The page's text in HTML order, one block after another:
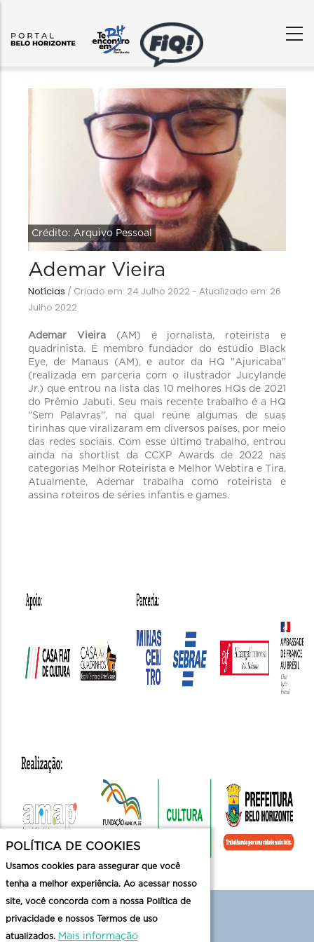
Crédito: Arquivo Pessoal
Ademar Vieira
Notícias / Criado em: 24 Julho 2022 - Atualizado em: 26
Julho 2022
Ademar Vieira(AM) é jornalista, roteirista e
quadrinista. É membro fundador do estúdio Black
Eye, de Manaus (AM), e autor da HQ "Ajuricaba"
(realizada em parceria com o ilustrador Jucylande
Jr.) que entrou na lista das 10 melhores HQs de 2021
do Prêmio Jabuti. Seu mais recente trabalho é a HQ
"Sem Palavras", na qual reúne algumas de suas
tirinhas que viralizaram em diversos países, por meio
das redes sociais. Com esse último trabalho, entrou
ainda na shortlist da CCXP Awards de 2022 nas
categorias Melhor Roteirista e Melhor Webtira e Tira.
Atualmente, Ademar trabalha como roteirista e
assina roteiros de séries infantis e games.
POLÍTICA DE COOKIES
Usamos cookies para assegurar que você
tenha a melhor experiência. Ao acessar nosso
site, você concorda com a nossa Política de
privacidade e nossos Termos de uso
atualizados. Mais informação